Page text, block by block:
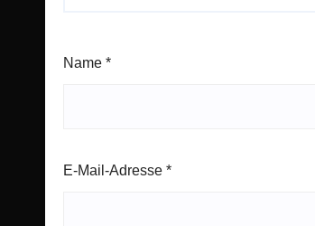
Name *
E-Mail-Adresse *